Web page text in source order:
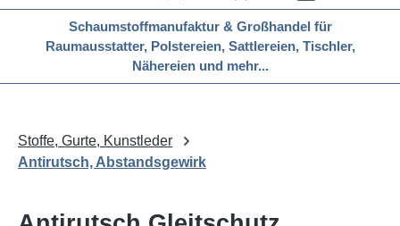
Schaumstoffmanufaktur & Großhandel für
Raumausstatter, Polstereien, Sattlereien, Tischler,
Nähereien und mehr...
Stoffe, Gurte, Kunstleder
Antirutsch, Abstandsgewirk